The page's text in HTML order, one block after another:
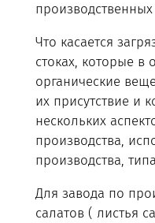
Что касается
стоках, которые в
органические
их присутствие и
нескольких
производства,
производства,
Для завода по
салатов ( листья